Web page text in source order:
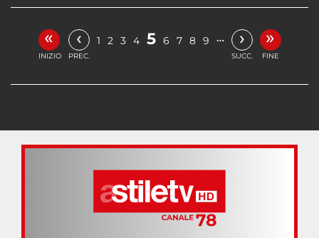
«
INIZIO
‹
PREC.
1 2 3 4 5 6 7 8 9 … ›
SUCC.
»
FINE